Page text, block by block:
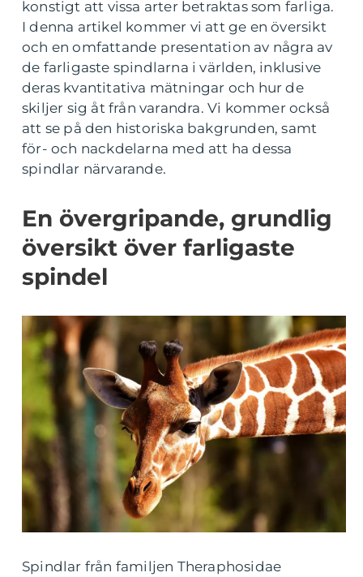
konstigt att vissa arter betraktas som farliga.
I denna artikel kommer vi att ge en översikt
och en omfattande presentation av några av
de farligaste spindlarna i världen, inklusive
deras kvantitativa mätningar och hur de
skiljer sig åt från varandra. Vi kommer också
att se på den historiska bakgrunden, samt
för- och nackdelarna med att ha dessa
spindlar närvarande.
En övergripande, grundlig
översikt över farligaste
spindel
Spindlar från familjen Theraphosidae